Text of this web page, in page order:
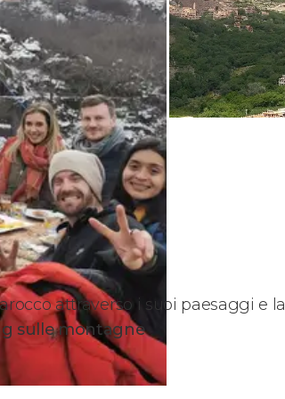
attraverso i suoi paesaggi e la
sulle montagne